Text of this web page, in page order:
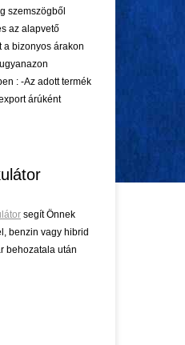
szemszögből
az alapvető
a bizonyos árakon
: -Az adott termék
árúként
segít Önnek
benzin vagy hibrid
behozatala után